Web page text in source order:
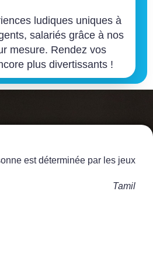
ludiques uniques à
salariés grâce à nos
mesure. Rendez vos
plus divertissants !
est déterminée par les jeux
Tamil